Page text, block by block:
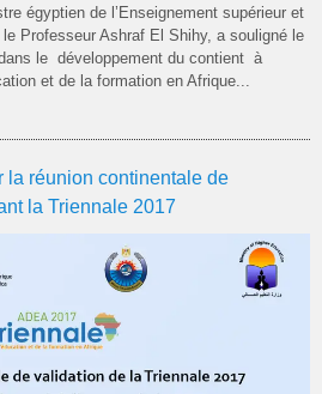
égyptien de l’Enseignement supérieur et
Professeur Ashraf El Shihy, a souligné le
le développement du contient à
et de la formation en Afrique...
la réunion continentale de
la Triennale 2017